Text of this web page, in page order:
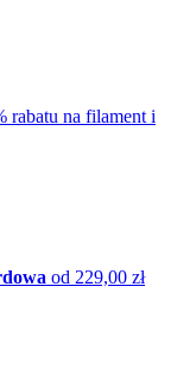
rabatu na filament i
od 229,00 zł